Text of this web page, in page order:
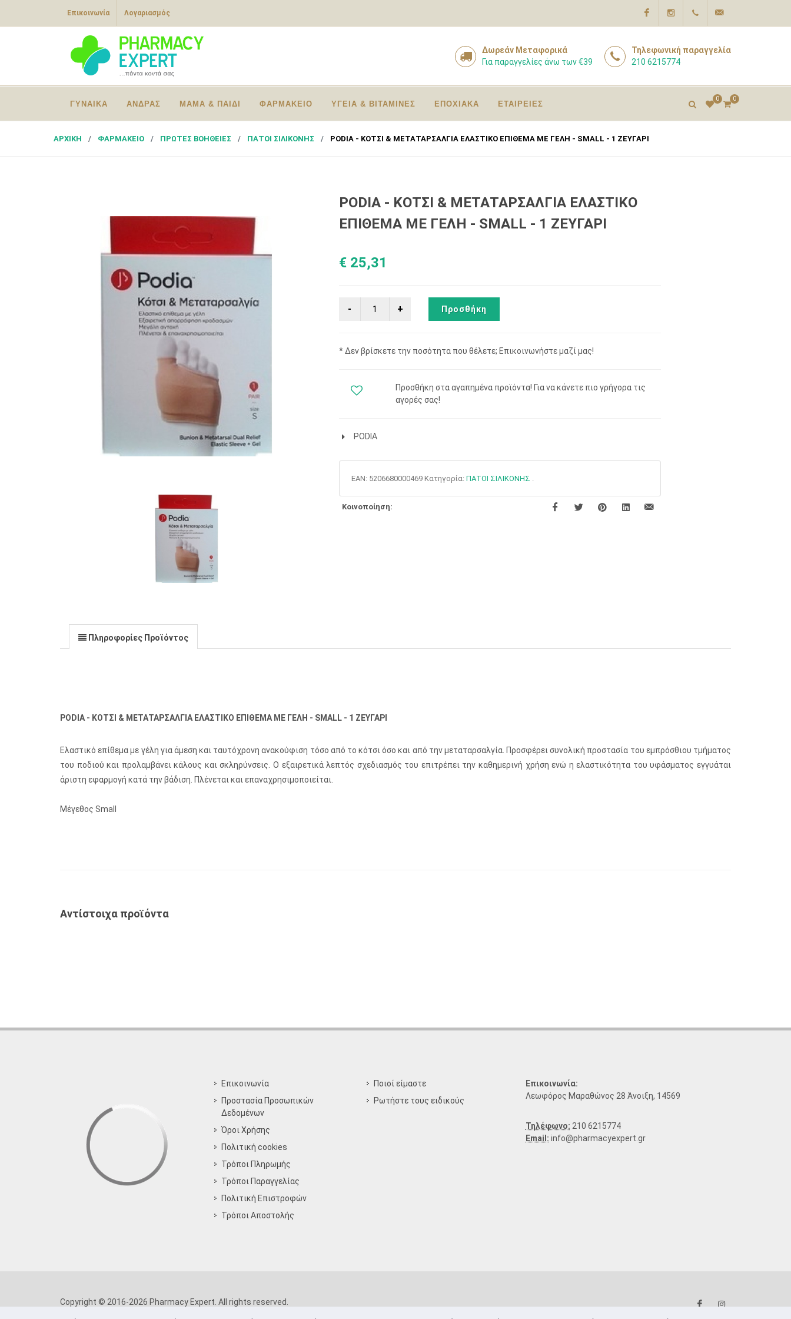
Επικοινωνία Λογαριασμός
Δωρεάν Μεταφορικά
Για παραγγελίες άνω των €39
Τηλεφωνική παραγγελία
210 6215774
ΓΥΝΑΙΚΑ ΑΝΔΡΑΣ ΜΑΜΑ & ΠΑΙΔΙ ΦΑΡΜΑΚΕΙΟ ΥΓΕΙΑ & ΒΙΤΑΜΙΝΕΣ ΕΠΟΧΙΑΚΑ ΕΤΑΙΡΕΙΕΣ
0
0
ΑΡΧΙΚΗ ΦΑΡΜΑΚΕΙΟ ΠΡΩΤΕΣ ΒΟΗΘΕΙΕΣ ΠΑΤΟΙ ΣΙΛΙΚΟΝΗΣ PODIA - ΚΟΤΣΙ & ΜΕΤΑΤΑΡΣΑΛΓΙΑ ΕΛΑΣΤΙΚΟ ΕΠΙΘΕΜΑ ΜΕ ΓΕΛΗ - SMALL - 1 ΖΕΥΓΑΡΙ
PODIA - ΚΟΤΣΙ & ΜΕΤΑΤΑΡΣΑΛΓΙΑ ΕΛΑΣΤΙΚΟ
ΕΠΙΘΕΜΑ ΜΕ ΓΕΛΗ - SMALL - 1 ΖΕΥΓΑΡΙ
€ 25,31
Προσθήκη
* Δεν βρίσκετε την ποσότητα που θέλετε; Επικοινωνήστε μαζί μας!
Προσθήκη στα αγαπημένα προϊόντα! Για να κάνετε πιο γρήγορα τις
αγορές σας!
PODIA
EAN: 5206680000469 Κατηγορία:ΠΑΤΟΙ ΣΙΛΙΚΟΝΗΣ .
Κοινοποίηση:
Πληροφορίες Προϊόντος
PODIA - ΚΟΤΣΙ & ΜΕΤΑΤΑΡΣΑΛΓΙΑ ΕΛΑΣΤΙΚΟ ΕΠΙΘΕΜΑ ΜΕ ΓΕΛΗ - SMALL - 1 ΖΕΥΓΑΡΙ
Ελαστικό επίθεμα με γέλη για άμεση και ταυτόχρονη ανακούφιση τόσο από το κότσι όσο και από την μεταταρσαλγία. Προσφέρει συνολική προστασία του εμπρόσθιου τμήματος
του ποδιού και προλαμβάνει κάλους και σκληρύνσεις. Ο εξαιρετικά λεπτός σχεδιασμός του επιτρέπει την καθημερινή χρήση ενώ η ελαστικότητα του υφάσματος εγγυάται
άριστη εφαρμογή κατά την βάδιση. Πλένεται και επαναχρησιμοποιείται.
Μέγεθος Small
Αντίστοιχα προϊόντα
Επικοινωνία
Προστασία Προσωπικών
Δεδομένων
Όροι Χρήσης
Πολιτική cookies
Τρόποι Πληρωμής
Τρόποι Παραγγελίας
Πολιτική Επιστροφών
Τρόποι Aποστολής
Ποιοί είμαστε
Ρωτήστε τους ειδικούς
Επικοινωνία:
Λεωφόρος Μαραθώνος 28 Άνοιξη, 14569
Τηλέφωνο: 210 6215774
Email: info@pharmacyexpert.gr
Copyright © 2016-2026 Pharmacy Expert. All rights reserved.